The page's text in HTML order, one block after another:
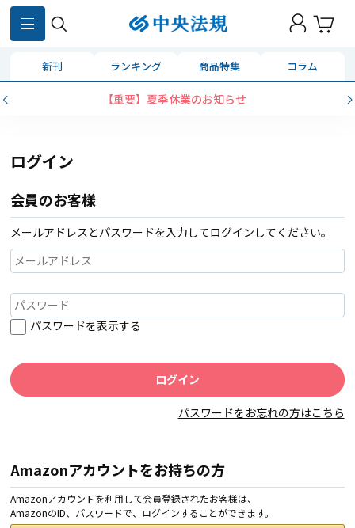
新刊 ランキング 商品特集 コラム
【重要】夏季休業のお知らせ
ログイン
会員のお客様
メールアドレスとパスワードを入力してログインしてください。
パスワードを表示する
パスワードをお忘れの方はこちら
Amazonアカウントをお持ちの方
Amazonアカウントを利用して会員登録されたお客様は、
AmazonのID、パスワードで、ログインすることができます。